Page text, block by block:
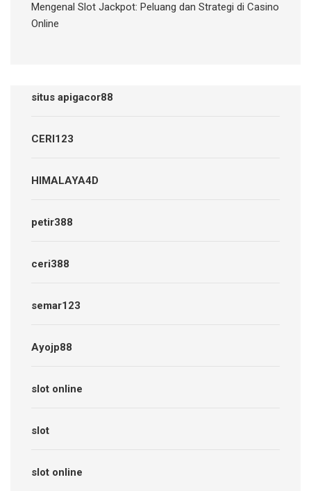
Mengenal Slot Jackpot: Peluang dan Strategi di Casino
Online
situs apigacor88
CERI123
HIMALAYA4D
petir388
ceri388
semar123
Ayojp88
slot online
slot
slot online